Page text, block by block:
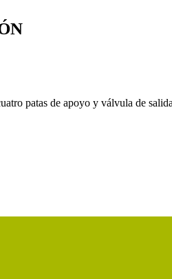
patas de apoyo y válvula de